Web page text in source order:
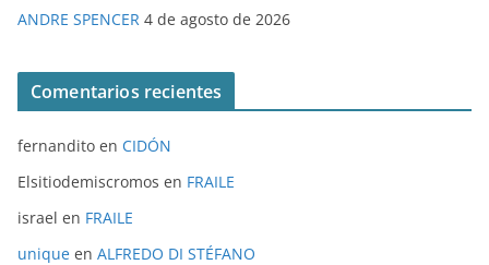
ANDRE SPENCER 4 de agosto de 2026
Comentarios recientes
fernandito en CIDÓN
Elsitiodemiscromos en FRAILE
israel en FRAILE
unique en ALFREDO DI STÉFANO